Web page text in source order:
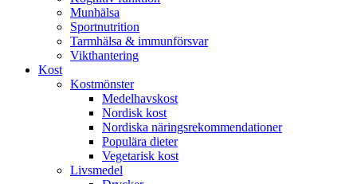
Munhälsa
Sportnutrition
Tarmhälsa & immunförsvar
Vikthantering
Kost
Kostmönster
Medelhavskost
Nordisk kost
Nordiska näringsrekommendationer
Populära dieter
Vegetarisk kost
Livsmedel